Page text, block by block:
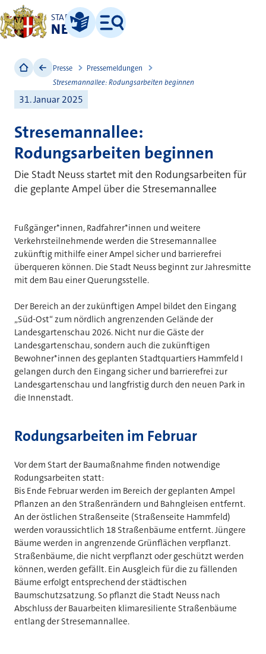
STADT
NEUSS
Leichte Sprache
Menü
Presse
Pressemeldungen
Stresemannallee: Rodungsarbeiten beginnen
31. Januar 2025
Stresemannallee:
Rodungsarbeiten beginnen
Die Stadt Neuss startet mit den Rodungsarbeiten für
die geplante Ampel über die Stresemannallee
Fußgänger*innen, Radfahrer*innen und weitere
Verkehrsteilnehmende werden die Stresemannallee
zukünftig mithilfe einer Ampel sicher und barrierefrei
überqueren können. Die Stadt Neuss beginnt zur Jahresmitte
mit dem Bau einer Querungsstelle.
Der Bereich an der zukünftigen Ampel bildet den Eingang
„Süd-Ost“ zum nördlich angrenzenden Gelände der
Landesgartenschau 2026. Nicht nur die Gäste der
Landesgartenschau, sondern auch die zukünftigen
Bewohner*innen des geplanten Stadtquartiers Hammfeld I
gelangen durch den Eingang sicher und barrierefrei zur
Landesgartenschau und langfristig durch den neuen Park in
die Innenstadt.
Rodungsarbeiten im Februar
Vor dem Start der Baumaßnahme finden notwendige
Rodungsarbeiten statt:
Bis Ende Februar werden im Bereich der geplanten Ampel
Pflanzen an den Straßenrändern und Bahngleisen entfernt.
An der östlichen Straßenseite (Straßenseite Hammfeld)
werden voraussichtlich 18 Straßenbäume entfernt. Jüngere
Bäume werden in angrenzende Grünflächen verpflanzt.
Straßenbäume, die nicht verpflanzt oder geschützt werden
können, werden gefällt. Ein Ausgleich für die zu fällenden
Bäume erfolgt entsprechend der städtischen
Baumschutzsatzung. So pflanzt die Stadt Neuss nach
Abschluss der Bauarbeiten klimaresiliente Straßenbäume
entlang der Stresemannallee.